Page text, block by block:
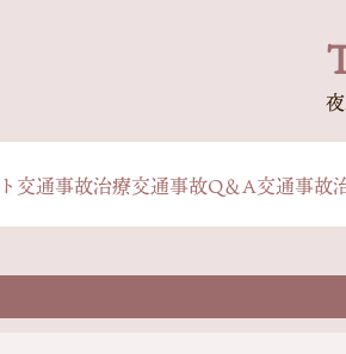
交通事故治療交通事故Q＆A交通事故